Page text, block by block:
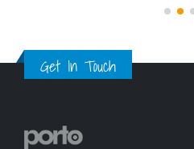
Get In Touch